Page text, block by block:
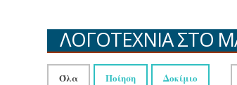
ΛΟΓΟΤΕΧΝΙΑ ΣΤΟ
Όλα Ποίηση Δοκίμιο